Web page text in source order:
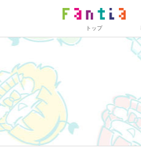
トップ